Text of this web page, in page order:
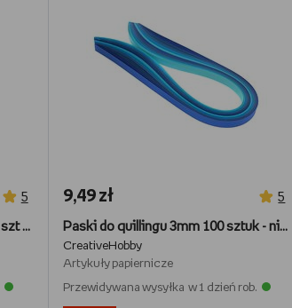
5
PASKI DO QUILLINGU 3mm 120 szt - odcienie żółci
9,49 zł 5
Paski do quillingu 3mm 100 sztuk - niebieskie
CreativeHobby
Artykuły papiernicze
Przewidywana wysyłka w 1 dzień rob.